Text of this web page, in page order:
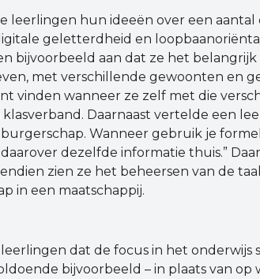
leerlingen hun ideeën over een aantal
geletterdheid en
bijvoorbeeld aan dat ze het
met verschillende gewoonten en
vinden wanneer ze zelf met die
klasverband. Daarnaast vertelde een
Wanneer gebruik je
dezelfde informatie thuis.”
zien ze het beheersen van de
in een maatschappij.
dat de focus in het onderwijs
bijvoorbeeld – in plaats van